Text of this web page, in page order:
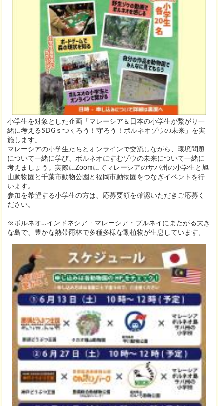
小学生を対象とした企画「マレーシア＆日本の小学生が繋がり一
緒に考えるSDGｓつくろう！守ろう！ボルネオゾウの未来」を実
施します。
マレーシアの小学生たちとオンラインで交流しながら、環境問題
について一緒に学び、ボルネオにすむゾウの未来について一緒に
考えましょう。実際にZoomにてマレーシアのサバ州の小学生と旭
山動物園と千葉市動物公園と福岡市動物園をつなぎイベントを行
います。
参加を希望する小学生の方は、応募要領を確認いただきご応募く
ださい。
※ボルネオ…インドネシア・マレーシア・ブルネイにまたがる大き
な島で、豊かな熱帯雨林で多種多様な動植物が生息しています。